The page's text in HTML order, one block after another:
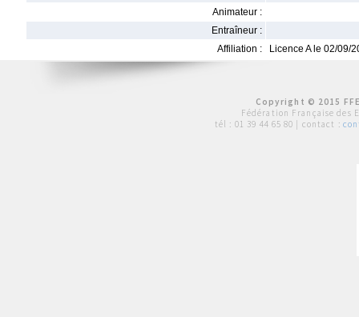
Animateur :
Entraîneur :
Affiliation :
Licence A le 02/09/
Copyright © 2015
Fédération Française des
tél : 01 39 44 65 80 | contact :